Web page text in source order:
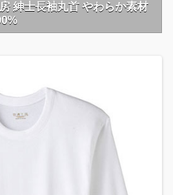
紳士長袖丸首 やわらか素材